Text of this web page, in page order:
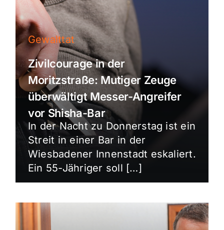
Gewalttat
Zivilcourage in der
Moritzstraße: Mutiger Zeuge
überwältigt Messer-Angreifer
vor Shisha-Bar
In der Nacht zu Donnerstag ist ein
Streit in einer Bar in der
Wiesbadener Innenstadt eskaliert.
Ein 55-Jähriger soll […]